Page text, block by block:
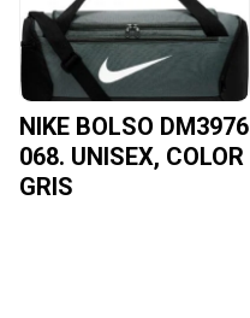
NIKE BOLSO DM3976
068. UNISEX, COLOR
GRIS